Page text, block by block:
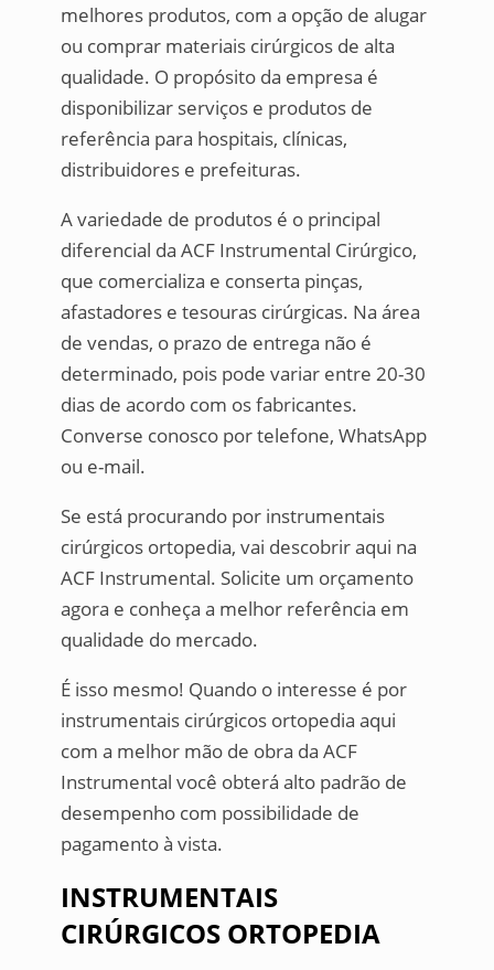
melhores produtos, com a opção de alugar
ou comprar materiais cirúrgicos de alta
qualidade. O propósito da empresa é
disponibilizar serviços e produtos de
referência para hospitais, clínicas,
distribuidores e prefeituras.
A variedade de produtos é o principal
diferencial da ACF Instrumental Cirúrgico,
que comercializa e conserta pinças,
afastadores e tesouras cirúrgicas. Na área
de vendas, o prazo de entrega não é
determinado, pois pode variar entre 20-30
dias de acordo com os fabricantes.
Converse conosco por telefone, WhatsApp
ou e-mail.
Se está procurando por instrumentais
cirúrgicos ortopedia, vai descobrir aqui na
ACF Instrumental. Solicite um orçamento
agora e conheça a melhor referência em
qualidade do mercado.
É isso mesmo! Quando o interesse é por
instrumentais cirúrgicos ortopedia aqui
com a melhor mão de obra da ACF
Instrumental você obterá alto padrão de
desempenho com possibilidade de
pagamento à vista.
INSTRUMENTAIS
CIRÚRGICOS ORTOPEDIA